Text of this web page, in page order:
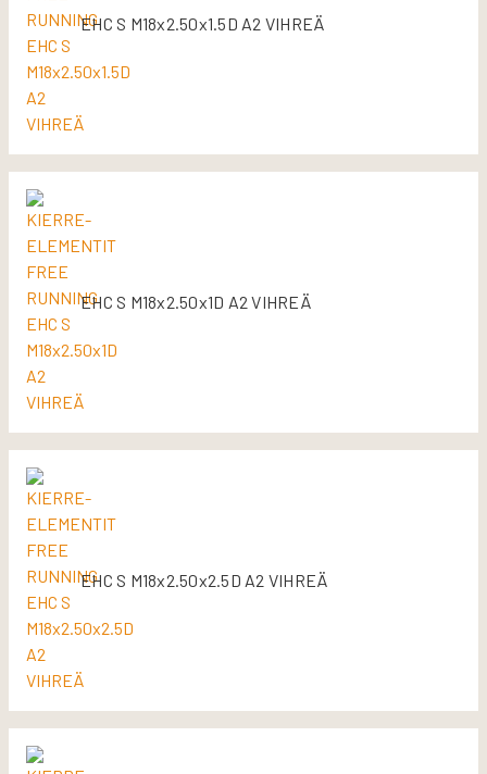
EHC S M18x2.50x1.5D A2 VIHREÄ
EHC S M18x2.50x1D A2 VIHREÄ
EHC S M18x2.50x2.5D A2 VIHREÄ